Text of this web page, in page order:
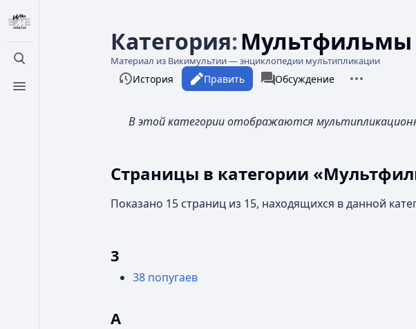
Открыть поиск
Открыть меню
Категория:Мультфильмы
Материал из Викимультии — энциклопедии мультипликации
Просмотры
Читать Править
История associated-pages
Категория
Обсуждение
В этой категории отображаются
Страницы в категории
Показано 15 страниц из 15, находящихся в данной
3
38 попугаев
А